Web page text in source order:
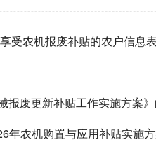
受农机报废补贴的农户信息
报废更新补贴工作实施方案
年农机购置与应用补贴实施